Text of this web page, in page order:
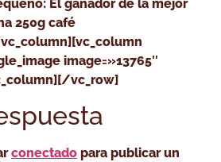
El ganador de la mejor
250g café
image=»13765″
vc_row]
conectado para publicar un